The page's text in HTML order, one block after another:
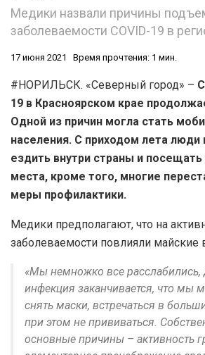
Медики назвали причины
заболеваемости СOVID-19 в
17 июня 2021 Время прочтения: 1 мин.
#НОРИЛЬСК. «Северный город» –
19 в Красноярском крае
Одной из причин могла стать
населения. С приходом лета люди
ездить внутри страны и
места, кроме того, многие
меры профилактики.
Медики предполагают, что на
заболеваемости повлияли
«Мы немножко все расслабились,
инфекция заканчивается, что мы
снять маски, встречаться в
при этом не прививаться.
основные причины – активность